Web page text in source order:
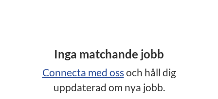
Inga matchande jobb
Connecta med ossoch håll dig
uppdaterad om nya jobb.